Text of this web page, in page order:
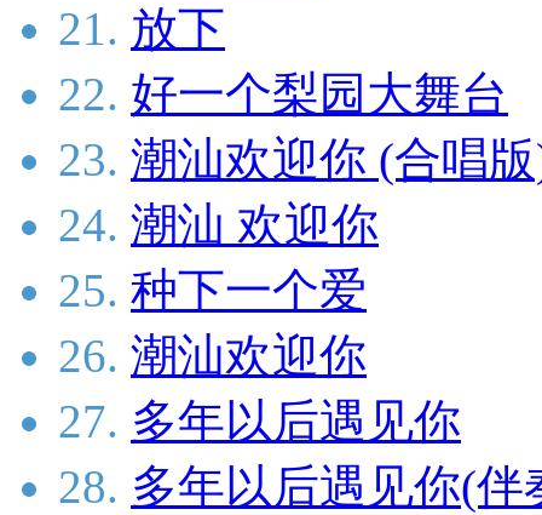
21. 放下
22. 好一个梨园大舞台
23. 潮汕欢迎你 (合唱
24. 潮汕 欢迎你
25. 种下一个爱
26. 潮汕欢迎你
27. 多年以后遇见你
28. 多年以后遇见你(伴